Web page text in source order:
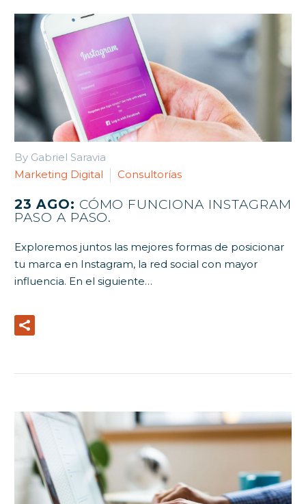
By Gabriel Saravia
Marketing Digital
Consultorías
23 AGO: CÓMO FUNCIONA INSTAGRAM
PASO A PASO.
Exploremos juntos las mejores formas de posicionar
tu marca en Instagram, la red social con mayor
influencia. En el siguiente…